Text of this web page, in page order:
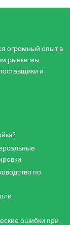
огромный опыт в
рынке мы
и
по
ошибки при